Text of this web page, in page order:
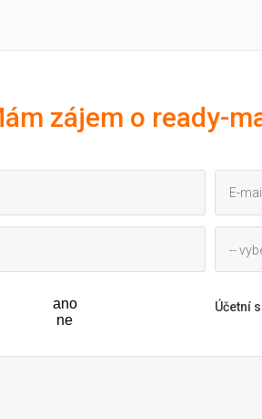
zájem o ready-
--
ano
ne
Účetní